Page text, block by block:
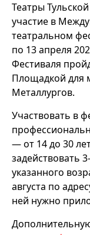
Театры
участие в
театральном
по 13 апреля
Фестиваля
Площадкой для
Металлургов.
Участвовать в
— от 14 до 30
задействовать
указанного
августа по
ней нужно